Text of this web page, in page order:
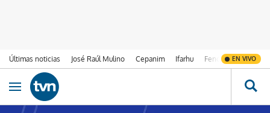
Últimas noticias José Raúl Mulino Cepanim Ifarhu Fenómeno de El
EN VIVO
Ir al contenido
Obrir navegació